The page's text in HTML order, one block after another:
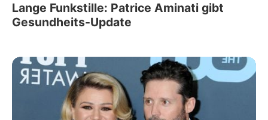
Lange Funkstille: Patrice Aminati gibt
Gesundheits-Update